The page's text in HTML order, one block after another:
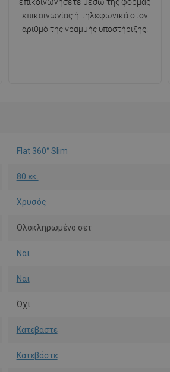
επικοινωνίας ή τηλεφωνικά στον
αριθμό της γραμμής υποστήριξης.
Flat 360° Slim
80 εκ.
Χρυσός
Ολοκληρωμένο σετ
Ναι
Ναι
Όχι
Κατεβάστε
Κατεβάστε